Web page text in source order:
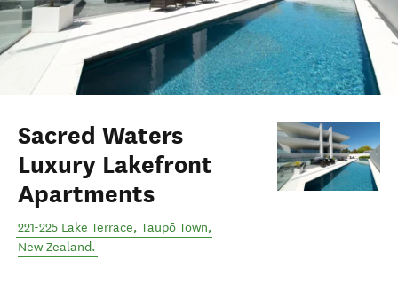
Sacred Waters
Luxury Lakefront
Apartments
221-225 Lake Terrace, Taupō Town,
New Zealand.